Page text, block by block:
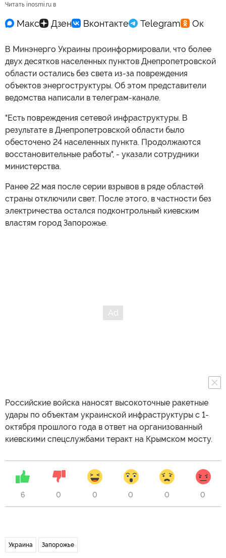
Читать inosmi.ru в
В Минэнерго Украины проинформировали, что более
двух десятков населенных пунктов Днепропетровской
области остались без света из-за повреждения
объектов энергоструктуры. Об этом представители
ведомства написали в телеграм-канале.
"Есть повреждения сетевой инфраструктуры. В
результате в Днепропетровской области было
обесточено 24 населенных пункта. Продолжаются
восстановительные работы", - указали сотрудники
министерства.
Ранее 22 мая после серии взрывов в ряде областей
страны отключили свет. После этого, в частности без
электричества остался подконтрольный киевским
властям город Запорожье.
Российские войска наносят высокоточные ракетные
удары по объектам украинской инфраструктуры с 1-
октября прошлого года в ответ на организованный
киевскими спецслужбами теракт на Крымском мосту.
6 0 0 0 0 0
Украина Запорожье